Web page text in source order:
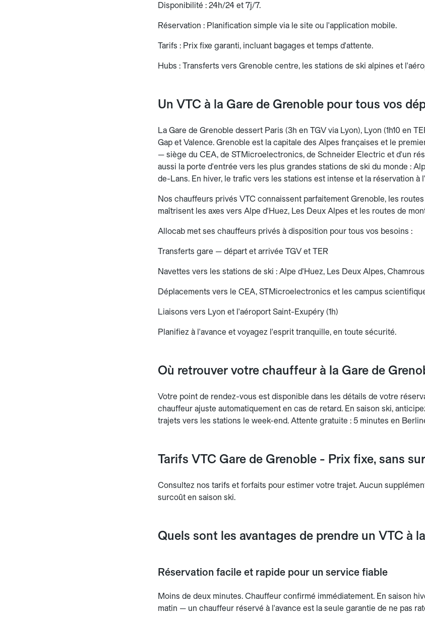
Disponibilité : 24h/24 et 7j/7.
Réservation : Planification simple via le site ou l'application mobile.
Tarifs : Prix fixe garanti, incluant bagages et temps d'attente.
Hubs : Transferts vers Grenoble centre, les stations de ski alpines et
Un VTC à la Gare de Grenoble pour tous vos
La Gare de Grenoble dessert Paris (3h en TGV via Lyon), Lyon (1h10 en
Gap et Valence. Grenoble est la capitale des Alpes françaises et le
— siège du CEA, de STMicroelectronics, de Schneider Electric et d'un
aussi la porte d'entrée vers les plus grandes stations de ski du monde :
de-Lans. En hiver, le trafic vers les stations est intense et la réservation à
Nos chauffeurs privés VTC connaissent parfaitement Grenoble, les
maîtrisent les axes vers Alpe d'Huez, Les Deux Alpes et les routes de
Allocab met ses chauffeurs privés à disposition pour tous vos besoins :
Transferts gare — départ et arrivée TGV et TER
Navettes vers les stations de ski : Alpe d'Huez, Les Deux Alpes,
Déplacements vers le CEA, STMicroelectronics et les campus
Liaisons vers Lyon et l'aéroport Saint-Exupéry (1h)
Planifiez à l'avance et voyagez l'esprit tranquille, en toute sécurité.
Où retrouver votre chauffeur à la Gare de
Votre point de rendez-vous est disponible dans les détails de votre
chauffeur ajuste automatiquement en cas de retard. En saison ski,
trajets vers les stations le week-end. Attente gratuite : 5 minutes en
Tarifs VTC Gare de Grenoble - Prix fixe, sans
Consultez nos tarifs et forfaits pour estimer votre trajet. Aucun
surcoût en saison ski.
Quels sont les avantages de prendre un VTC à
Réservation facile et rapide pour un service fiable
Moins de deux minutes. Chauffeur confirmé immédiatement. En saison
matin — un chauffeur réservé à l'avance est la seule garantie de ne pas